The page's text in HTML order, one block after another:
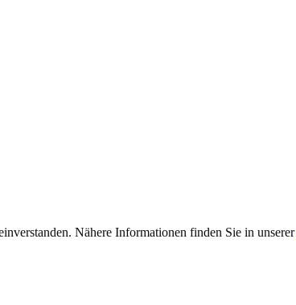
Nähere Informationen finden Sie in unserer